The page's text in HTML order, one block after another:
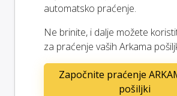
automatsko praćenje.
Ne brinite, i dalje možete
za praćenje vaših Arkama
Započnite praćenje
pošiljki